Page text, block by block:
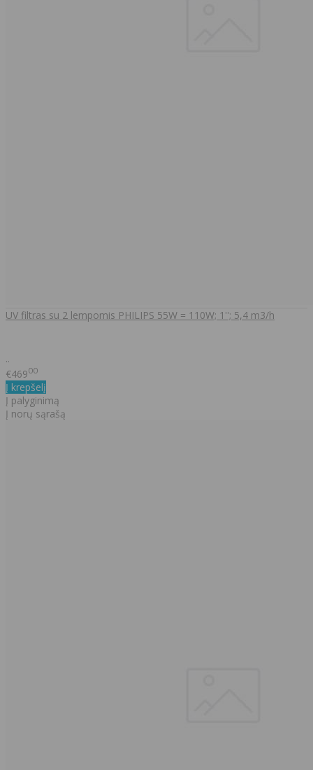
UV filtras su 2 lempomis PHILIPS 55W = 110W; 1''; 5,4 m3/h
..
€46900
Į krepšelį
Į palyginimą
Į norų sąrašą